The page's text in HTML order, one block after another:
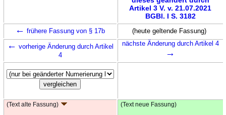
Artikel 3 V. v. 21.07.2021
BGBl. I S. 3182
← frühere Fassung von § 17b (heute geltende Fassung)
← vorherige Änderung durch Artikel
4
nächste Änderung durch Artikel 4
→
(Text alte Fassung) (Text neue Fassung)